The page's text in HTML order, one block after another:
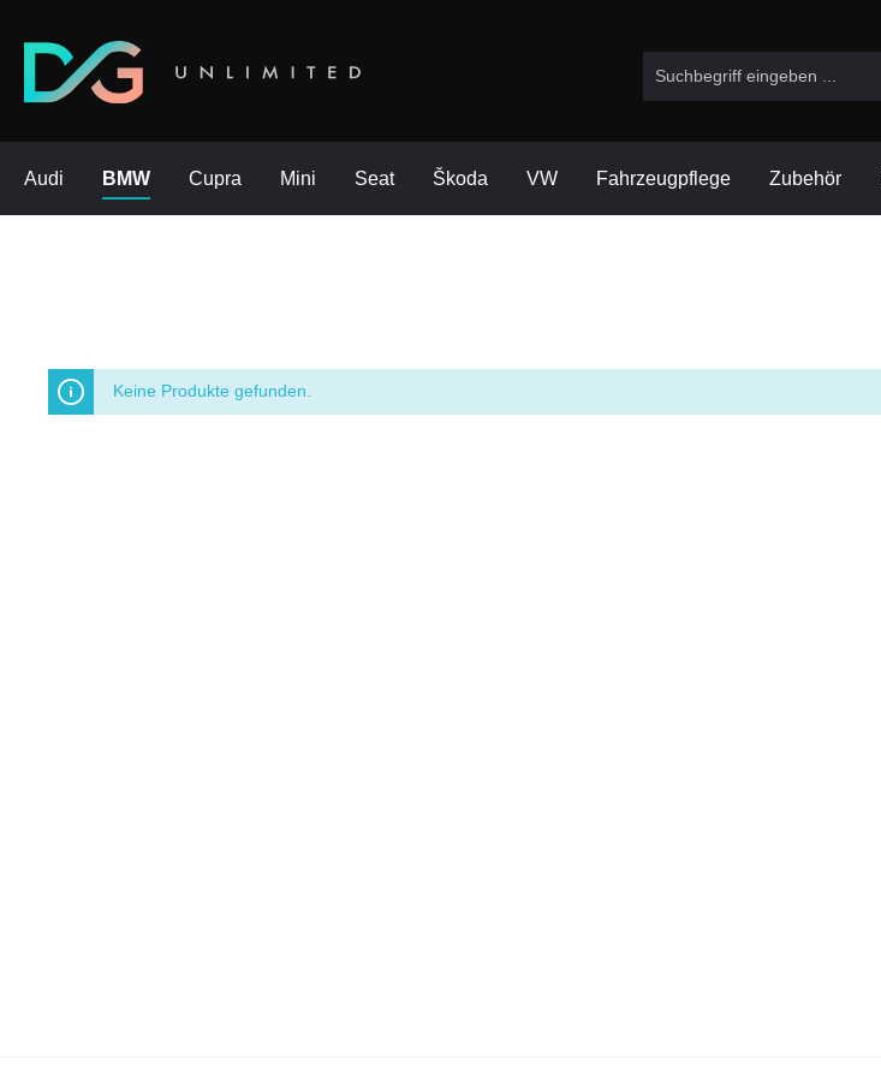
Audi BMW Cupra Mini Seat Škoda VW Fahrzeugpflege Zubehör
Keine Produkte gefunden.